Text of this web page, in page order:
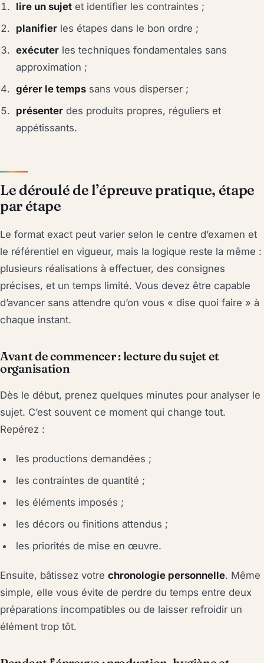
lire un sujet et identifier les contraintes ;
planifier les étapes dans le bon ordre ;
exécuter les techniques fondamentales sans
approximation ;
gérer le temps sans vous disperser ;
présenter des produits propres, réguliers et
appétissants.
Le déroulé de l’épreuve pratique, étape
par étape
Le format exact peut varier selon le centre d’examen et
le référentiel en vigueur, mais la logique reste la même :
plusieurs réalisations à effectuer, des consignes
précises, et un temps limité. Vous devez être capable
d’avancer sans attendre qu’on vous « dise quoi faire » à
chaque instant.
Avant de commencer : lecture du sujet et
organisation
Dès le début, prenez quelques minutes pour analyser le
sujet. C’est souvent ce moment qui change tout.
Repérez :
les productions demandées ;
les contraintes de quantité ;
les éléments imposés ;
les décors ou finitions attendus ;
les priorités de mise en œuvre.
Ensuite, bâtissez votre chronologie personnelle. Même
simple, elle vous évite de perdre du temps entre deux
préparations incompatibles ou de laisser refroidir un
élément trop tôt.